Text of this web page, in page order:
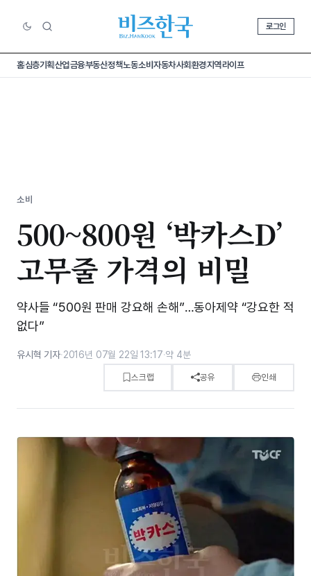
로그인
홈심층기획산업금융부동산정책노동소비 자동차사회환경지역라이프
소비
500~800원 ‘박카스D’
고무줄 가격의 비밀
약사들 “500원 판매 강요해 손해”…동아제약 “강요한 적
없다”
유시혁 기자·2016년 07월 22일 13:17·약 4분
스크랩 공유 인쇄